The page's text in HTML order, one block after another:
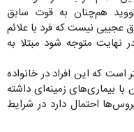
هم‌چنان به قوت سابق
عجیبی نیست که فرد با علائم
نهایت متوجه شود مبتلا به
که این افراد در خانواده
بیماری‌های زمینه‌ای داشته
احتمال دارد در شرایط